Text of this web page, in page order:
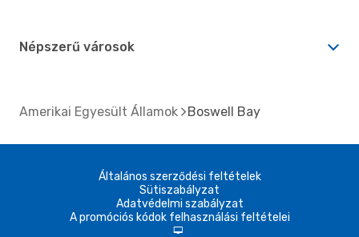
Népszerű városok
Amerikai Egyesült Államok Boswell Bay
Általános szerződési feltételek
Sütiszabályzat
Adatvédelmi szabályzat
A promóciós kódok felhasználási feltételei
d